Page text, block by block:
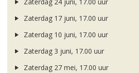
Zaterdag 24 juni, 17.00 uur
Zaterdag 17 juni, 17.00 uur
Zaterdag 10 juni, 17.00 uur
Zaterdag 3 juni, 17.00 uur
Zaterdag 27 mei, 17.00 uur